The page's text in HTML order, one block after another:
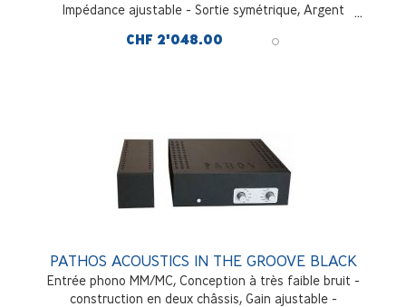
Impédance ajustable - Sortie symétrique, Argent
CHF 2'048.00
PATHOS ACOUSTICS IN THE GROOVE BLACK
Entrée phono MM/MC, Conception à très faible bruit -
construction en deux châssis, Gain ajustable -